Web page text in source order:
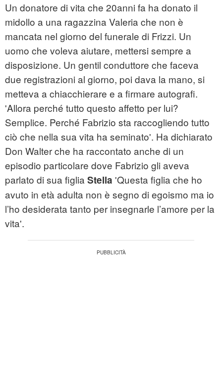
Un donatore di vita che 20anni fa ha donato il
midollo a una ragazzina Valeria che non è
mancata nel giorno del funerale di Frizzi. Un
uomo che voleva aiutare, mettersi sempre a
disposizione. Un gentil conduttore che faceva
due registrazioni al giorno, poi dava la mano, si
metteva a chiacchierare e a firmare autografi.
'Allora perché tutto questo affetto per lui?
Semplice. Perché Fabrizio sta raccogliendo tutto
ciò che nella sua vita ha seminato'. Ha dichiarato
Don Walter che ha raccontato anche di un
episodio particolare dove Fabrizio gli aveva
parlato di sua figlia Stella 'Questa figlia che ho
avuto in età adulta non è segno di egoismo ma io
l’ho desiderata tanto per insegnarle l’amore per la
vita'.